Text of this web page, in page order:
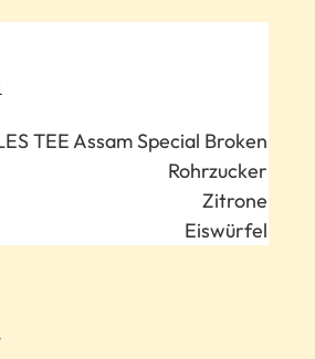
TEE Assam Special Broken
Rohrzucker
Zitrone
Eiswürfel